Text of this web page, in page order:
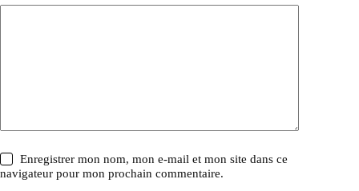
Enregistrer mon nom, mon e-mail et mon site dans ce
navigateur pour mon prochain commentaire.